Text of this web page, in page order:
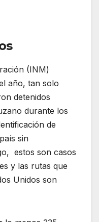
(INM)
año, tan solo
detenidos
durante los
de
sin
estos son casos
y las rutas que
Unidos son